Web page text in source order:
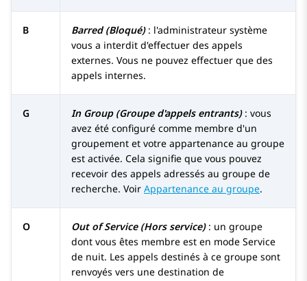
B Barred (Bloqué): l'administrateur système
vous a interdit d'effectuer des appels
externes. Vous ne pouvez effectuer que des
appels internes.
G In Group (Groupe d'appels entrants): vous
avez été configuré comme membre d'un
groupement et votre appartenance au groupe
est activée. Cela signifie que vous pouvez
recevoir des appels adressés au groupe de
recherche. Voir Appartenance au groupe.
O Out of Service (Hors service): un groupe
dont vous êtes membre est en mode Service
de nuit. Les appels destinés à ce groupe sont
renvoyés vers une destination de